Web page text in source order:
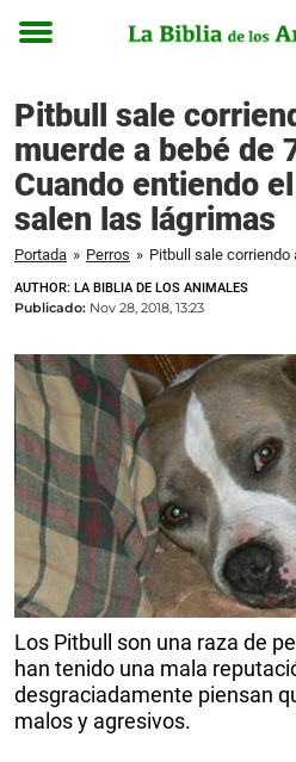
Toggle
Pitbull sale
muerde a bebé de
Cuando entiendo
salen las lágrimas
Portada » Perros »
AUTHOR: LA BIBLIA DE LOS ANIMALES
Publicado: Nov 28, 2018, 13:23
Los Pitbull son una raza de
han tenido una mala
desgraciadamente piensan
malos y agresivos.